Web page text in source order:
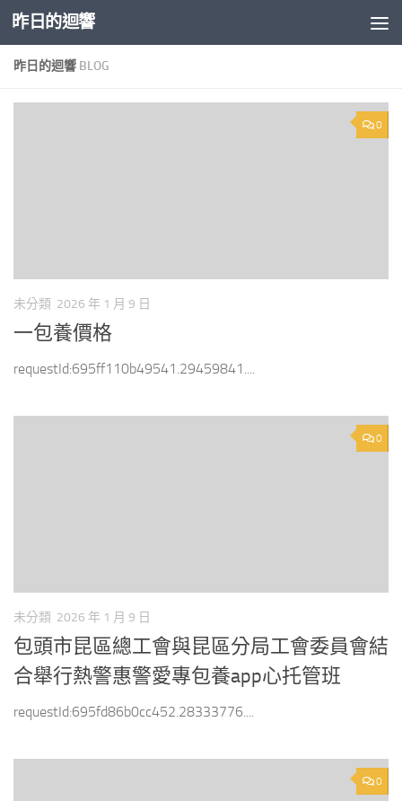
Skip to content
昨日的迴響
昨日的迴響 BLOG
0
未分類 2026 年 1 月 9 日
一包養價格
requestId:695ff110b49541.29459841....
0
未分類 2026 年 1 月 9 日
包頭市昆區總工會與昆區分局工會委員會結
合舉行熱警惠警愛專包養app心托管班
requestId:695fd86b0cc452.28333776....
0